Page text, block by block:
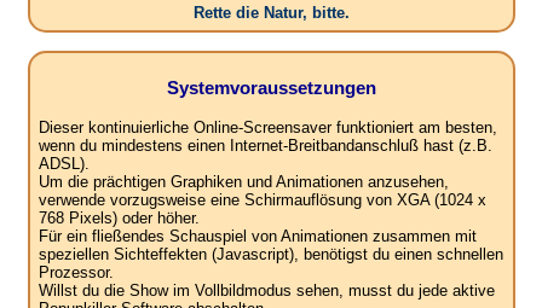
Rette die Natur, bitte.
Systemvoraussetzungen
Dieser kontinuierliche Online-Screensaver funktioniert am besten,
wenn du mindestens einen Internet-Breitbandanschluß hast (z.B.
ADSL).
Um die prächtigen Graphiken und Animationen anzusehen,
verwende vorzugsweise eine Schirmauflösung von XGA (1024 x
768 Pixels) oder höher.
Für ein fließendes Schauspiel von Animationen zusammen mit
speziellen Sichteffekten (Javascript), benötigst du einen schnellen
Prozessor.
Willst du die Show im Vollbildmodus sehen, musst du jede aktive